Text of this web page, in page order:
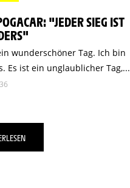
"JEDER SIEG IST
wunderschöner Tag. Ich bin
Es ist ein unglaublicher Tag,...